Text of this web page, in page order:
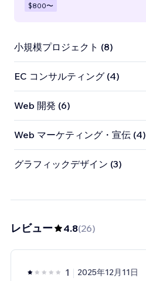
$800〜
小規模プロジェクト (8)
EC コンサルティング (4)
Web 開発 (6)
Web マーケティング・宣伝 (4)
グラフィックデザイン (3)
レビュー 4.8(26)
1 2025年12月11日